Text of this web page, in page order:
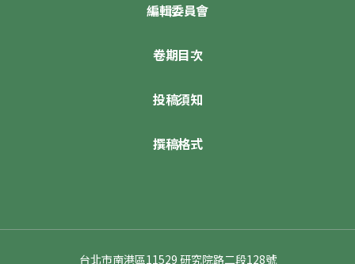
編輯委員會
卷期目次
投稿須知
撰稿格式
台北市南港區11529 研究院路二段128號